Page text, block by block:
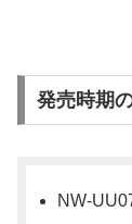
発売時期
NW-